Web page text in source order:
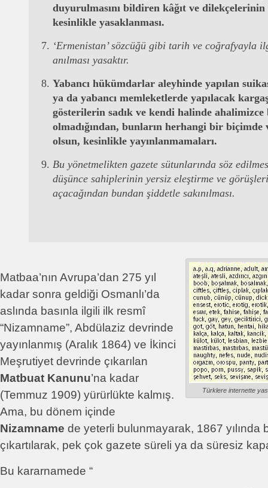
duyurulmasını bildiren kâğıt ve dilekçelerinin
kesinlikle yasaklanması.
‘Ermenistan’ sözcüğü gibi tarih ve coğrafyayla
anılması yasaktır.
Yabancı hükümdarlar aleyhinde yapılan
ya da yabancı memleketlerde yapılacak
gösterilerin sadık ve kendi halinde
olmadığından, bunların herhangi bir biçimde
olsun, kesinlikle yayınlanmamaları.
Bu yönetmelikten gazete sütunlarında söz
düşünce sahiplerinin yersiz eleştirme ve
açacağından bundan şiddetle sakınılması.
Türklere internette
Matbaa’nın Avrupa’dan 275 yıl
kadar sonra geldiği Osmanlı’da
aslında basınla ilgili ilk resmî
“Nizamname”, Abdülaziz devrinde
yayınlanmış (Aralık 1864) ve İkinci
Meşrutiyet devrinde çıkarılan
Matbuat Kanunu’na kadar
(Temmuz 1909) yürürlükte kalmış.
Ama, bu dönem içinde
Nizamname de yeterli bulunmayarak, 1867 yılında
çıkartılarak, pek çok gazete süreli ya da süresiz
Bu kararnamede “